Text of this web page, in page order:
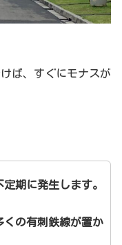
ば、すぐにモナスが
期に発生します。
くの有刺鉄線が置か